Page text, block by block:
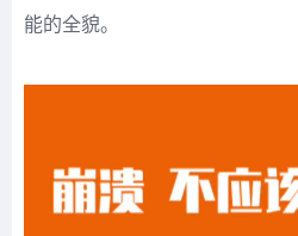
能的全貌。